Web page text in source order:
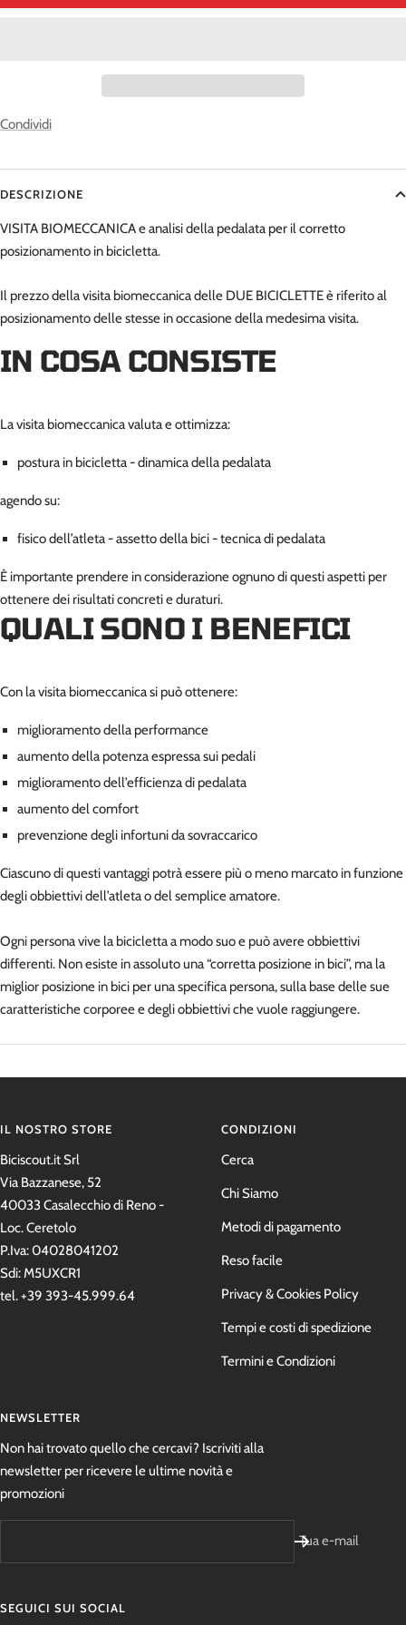
Condividi
DESCRIZIONE
VISITA BIOMECCANICA e analisi della pedalata per il corretto
posizionamento in bicicletta.
Il prezzo della visita biomeccanica delle DUE BICICLETTE è riferito al
posizionamento delle stesse in occasione della medesima visita.
IN COSA CONSISTE
La visita biomeccanica valuta e ottimizza:
postura in bicicletta - dinamica della pedalata
agendo su:
fisico dell’atleta - assetto della bici - tecnica di pedalata
È importante prendere in considerazione ognuno di questi aspetti per
ottenere dei risultati concreti e duraturi.
QUALI SONO I BENEFICI
Con la visita biomeccanica si può ottenere:
miglioramento della performance
aumento della potenza espressa sui pedali
miglioramento dell’efficienza di pedalata
aumento del comfort
prevenzione degli infortuni da sovraccarico
Ciascuno di questi vantaggi potrà essere più o meno marcato in funzione
degli obbiettivi dell’atleta o del semplice amatore.
Ogni persona vive la bicicletta a modo suo e può avere obbiettivi
differenti. Non esiste in assoluto una “corretta posizione in bici”, ma la
miglior posizione in bici per una specifica persona, sulla base delle sue
caratteristiche corporee e degli obbiettivi che vuole raggiungere.
IL NOSTRO STORE
Biciscout.it Srl
Via Bazzanese, 52
40033 Casalecchio di Reno -
Loc. Ceretolo
P.Iva: 04028041202
Sdi: M5UXCR1
tel. +39 393-45.999.64
CONDIZIONI
Cerca
Chi Siamo
Metodi di pagamento
Reso facile
Privacy & Cookies Policy
Tempi e costi di spedizione
Termini e Condizioni
NEWSLETTER
Non hai trovato quello che cercavi? Iscriviti alla
newsletter per ricevere le ultime novità e
promozioni
Tua e-mail
SEGUICI SUI SOCIAL